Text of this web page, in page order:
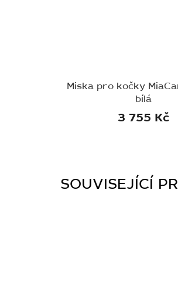
SOUVISEJÍCÍ
Miska pro kočky
bílá
3 755 Kč